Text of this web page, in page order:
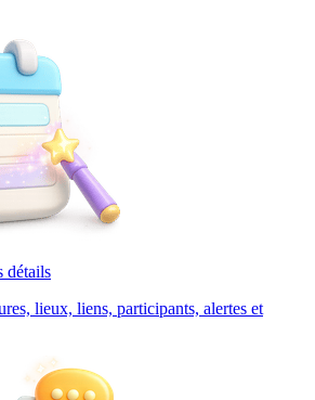
détails
lieux, liens, participants, alertes et